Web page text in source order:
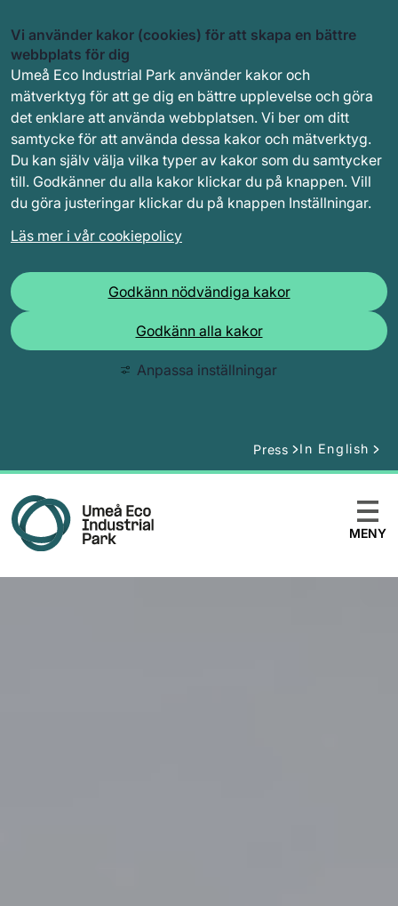
Vi använder kakor (cookies) för att skapa en bättre
webbplats för dig
Umeå Eco Industrial Park använder kakor och
mätverktyg för att ge dig en bättre upplevelse och göra
det enklare att använda webbplatsen. Vi ber om ditt
samtycke för att använda dessa kakor och mätverktyg.
Du kan själv välja vilka typer av kakor som du samtycker
till. Godkänner du alla kakor klickar du på knappen. Vill
du göra justeringar klickar du på knappen Inställningar.
Läs mer i vår cookiepolicy
Godkänn nödvändiga kakor
Godkänn alla kakor
Anpassa inställningar
Press In English
MENY